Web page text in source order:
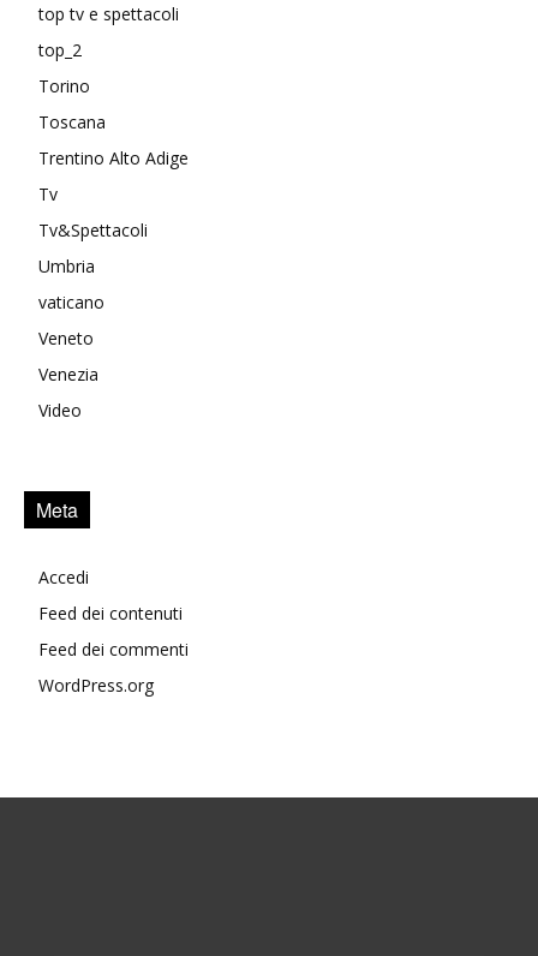
top tv e spettacoli
top_2
Torino
Toscana
Trentino Alto Adige
Tv
Tv&Spettacoli
Umbria
vaticano
Veneto
Venezia
Video
Meta
Accedi
Feed dei contenuti
Feed dei commenti
WordPress.org